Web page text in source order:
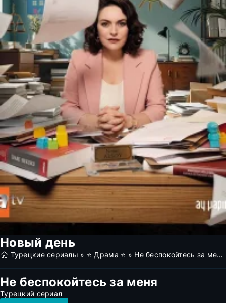
Новый день
Турецкие сериалы » ⭐ Драма ⭐ » Не беспокойтесь за меня (все серии)
Не беспокойтесь за меня
Турецкий сериал